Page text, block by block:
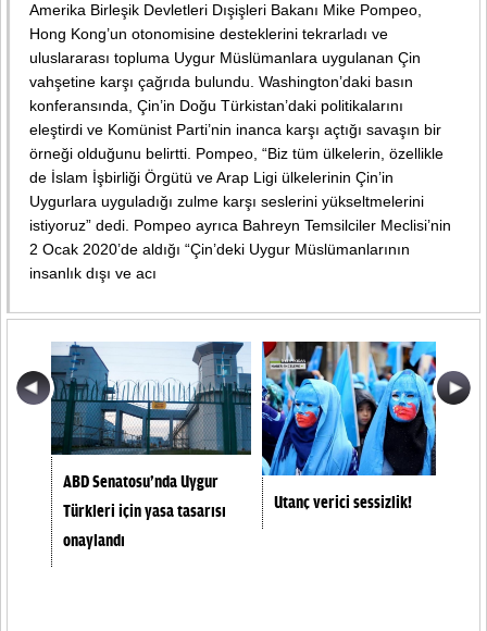
Amerika Birleşik Devletleri Dışişleri Bakanı Mike Pompeo,
Hong Kong’un otonomisine desteklerini tekrarladı ve
uluslararası topluma Uygur Müslümanlara uygulanan Çin
vahşetine karşı çağrıda bulundu. Washington’daki basın
konferansında, Çin’in Doğu Türkistan’daki politikalarını
eleştirdi ve Komünist Parti’nin inanca karşı açtığı savaşın bir
örneği olduğunu belirtti. Pompeo, “Biz tüm ülkelerin, özellikle
de İslam İşbirliği Örgütü ve Arap Ligi ülkelerinin Çin’in
Uygurlara uyguladığı zulme karşı seslerini yükseltmelerini
istiyoruz” dedi. Pompeo ayrıca Bahreyn Temsilciler Meclisi’nin
2 Ocak 2020’de aldığı “Çin’deki Uygur Müslümanlarının
insanlık dışı ve acı
ABD Senatosu’nda Uygur
Türkleri için yasa tasarısı
onaylandı
Utanç verici sessizlik!